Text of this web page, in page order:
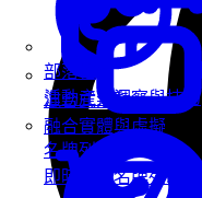
名牌列印
即時客製名牌列印
混合式活動
融合實體與虛擬
部落格
活動產業洞察與技巧